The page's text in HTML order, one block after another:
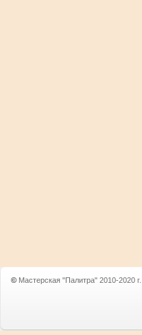
© Мастерская "Палитра" 2010-2020 г.